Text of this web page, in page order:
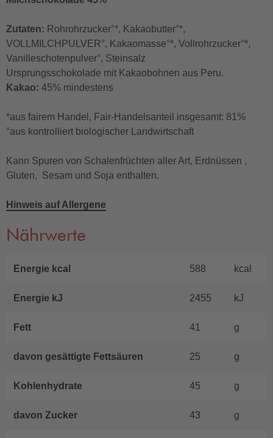
Zutaten: Rohrohrzucker°*, Kakaobutter°*,
VOLLMILCHPULVER°, Kakaomasse°*, Vollrohrzucker°*,
Vanilleschotenpulver°, Steinsalz
Ursprungsschokolade mit Kakaobohnen aus Peru.
Kakao: 45% mindestens
*aus fairem Handel, Fair-Handelsanteil insgesamt: 81%
°aus kontrolliert biologischer Landwirtschaft
Kann Spuren von Schalenfrüchten aller Art, Erdnüssen ,
Gluten, Sesam und Soja enthalten.
Hinweis auf Allergene
Nährwerte
Energie kcal 588 kcal
Energie kJ 2455 kJ
Fett 41 g
davon gesättigte Fettsäuren 25 g
Kohlenhydrate 45 g
davon Zucker 43 g